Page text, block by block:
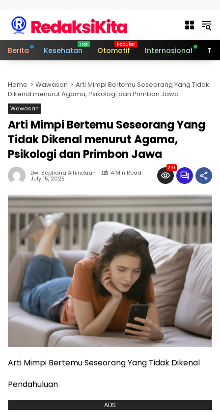
Berita Kesehatan Otomotif Internasional
Home Wawasan
Arti Mimpi Bertemu Seseorang Yang Tidak
Dikenal menurut Agama, Psikologi dan Primbon Jawa
Wawasan
Arti Mimpi Bertemu Seseorang Yang
Tidak Dikenal menurut Agama,
Psikologi dan Primbon Jawa
Dwi Septiana Alhinduan 4 Min Read
July 15, 2025
219
Arti Mimpi Bertemu Seseorang Yang Tidak Dikenal
Pendahuluan
ADS